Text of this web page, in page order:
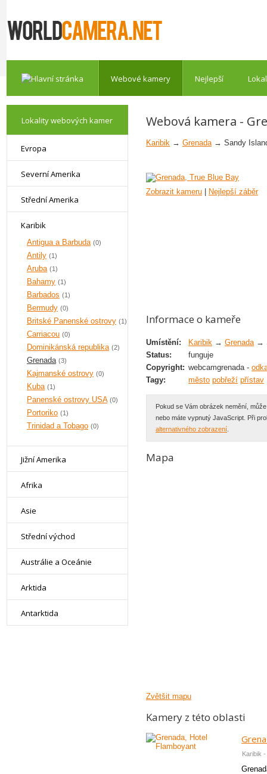
Webové kamery Nejlepší
Lokality webových kamer
Evropa
Severní Amerika
Střední Amerika
Karibik
Antigua a Barbuda (0)
Antily (1)
Aruba (1)
Bahamy (1)
Barbados (1)
Bermudy (0)
Britské Panenské ostrovy (1)
Carriacou (0)
Dominikánská republika (2)
Grenada (3)
Kajmanské ostrovy (0)
Kuba (1)
Panenské ostrovy USA (0)
Portoriko (1)
Trinidad a Tobago (0)
Jižní Amerika
Afrika
Asie
Střední východ
Austrálie a Oceánie
Arktida
Antarktida
Webová kamera -
Karibik → Grenada→ Sandy
Zobrazit kameru Nejlepší záběr
Informace o kameře
Umístění: Karibik → Grenada→
Status:
funguje
Copyright: webcamgrenada -
Tagy:
město pobřeží přístav
Pokud se Vám obrázek nemění,
nebo máte vypnutý JavaScript. Při
alternativného zobrazení
Mapa
Zvětšit mapu
Kamery z této oblasti
Karibik